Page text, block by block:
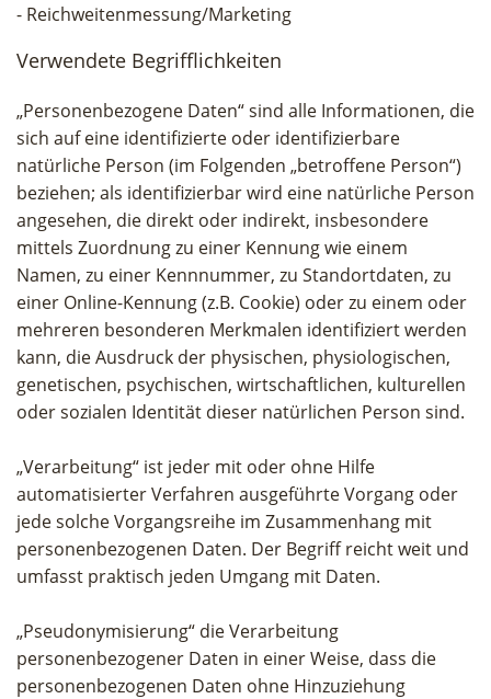
- Reichweitenmessung/Marketing
Verwendete Begrifflichkeiten
„Personenbezogene Daten“ sind alle Informationen, die
sich auf eine identifizierte oder identifizierbare
natürliche Person (im Folgenden „betroffene Person“)
beziehen; als identifizierbar wird eine natürliche Person
angesehen, die direkt oder indirekt, insbesondere
mittels Zuordnung zu einer Kennung wie einem
Namen, zu einer Kennnummer, zu Standortdaten, zu
einer Online-Kennung (z.B. Cookie) oder zu einem oder
mehreren besonderen Merkmalen identifiziert werden
kann, die Ausdruck der physischen, physiologischen,
genetischen, psychischen, wirtschaftlichen, kulturellen
oder sozialen Identität dieser natürlichen Person sind.
„Verarbeitung“ ist jeder mit oder ohne Hilfe
automatisierter Verfahren ausgeführte Vorgang oder
jede solche Vorgangsreihe im Zusammenhang mit
personenbezogenen Daten. Der Begriff reicht weit und
umfasst praktisch jeden Umgang mit Daten.
„Pseudonymisierung“ die Verarbeitung
personenbezogener Daten in einer Weise, dass die
personenbezogenen Daten ohne Hinzuziehung